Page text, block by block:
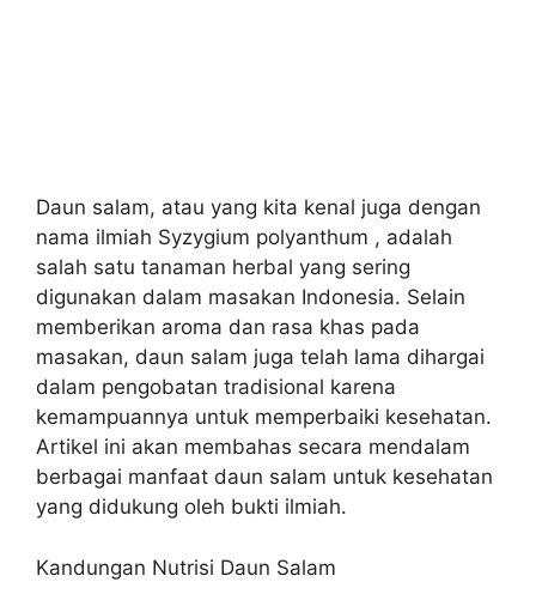
Daun salam, atau yang kita kenal juga dengan
nama ilmiah Syzygium polyanthum , adalah
salah satu tanaman herbal yang sering
digunakan dalam masakan Indonesia. Selain
memberikan aroma dan rasa khas pada
masakan, daun salam juga telah lama dihargai
dalam pengobatan tradisional karena
kemampuannya untuk memperbaiki kesehatan.
Artikel ini akan membahas secara mendalam
berbagai manfaat daun salam untuk kesehatan
yang didukung oleh bukti ilmiah.
Kandungan Nutrisi Daun Salam